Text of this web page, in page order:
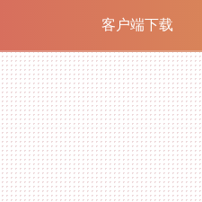
客户端下载